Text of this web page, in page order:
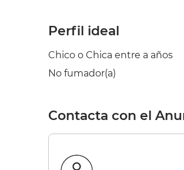
Perfil ideal
Chico o Chica entre a años
No fumador(a)
Contacta con el